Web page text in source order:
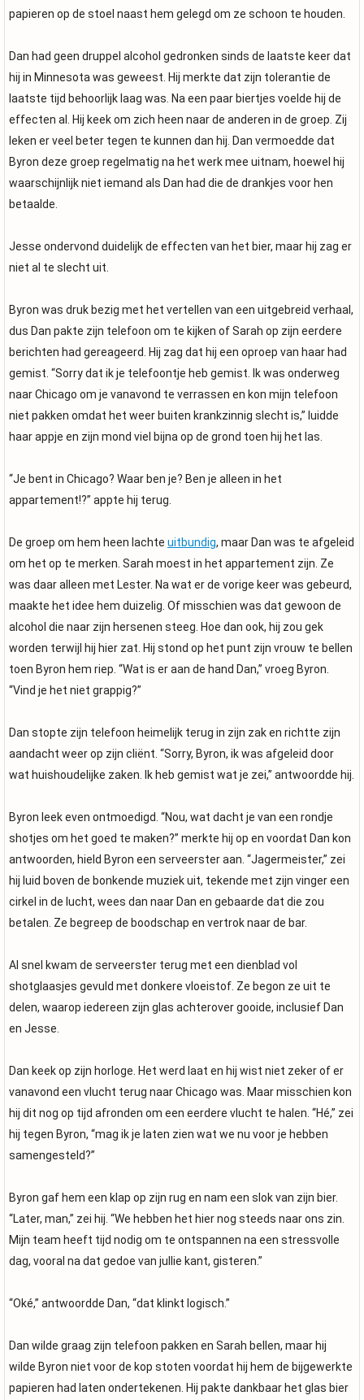
papieren op de stoel naast hem gelegd om ze schoon te houden.
Dan had geen druppel alcohol gedronken sinds de laatste keer dat
hij in Minnesota was geweest. Hij merkte dat zijn tolerantie de
laatste tijd behoorlijk laag was. Na een paar biertjes voelde hij de
effecten al. Hij keek om zich heen naar de anderen in de groep. Zij
leken er veel beter tegen te kunnen dan hij. Dan vermoedde dat
Byron deze groep regelmatig na het werk mee uitnam, hoewel hij
waarschijnlijk niet iemand als Dan had die de drankjes voor hen
betaalde.
Jesse ondervond duidelijk de effecten van het bier, maar hij zag er
niet al te slecht uit.
Byron was druk bezig met het vertellen van een uitgebreid verhaal,
dus Dan pakte zijn telefoon om te kijken of Sarah op zijn eerdere
berichten had gereageerd. Hij zag dat hij een oproep van haar had
gemist. “Sorry dat ik je telefoontje heb gemist. Ik was onderweg
naar Chicago om je vanavond te verrassen en kon mijn telefoon
niet pakken omdat het weer buiten krankzinnig slecht is,” luidde
haar appje en zijn mond viel bijna op de grond toen hij het las.
“Je bent in Chicago? Waar ben je? Ben je alleen in het
appartement!?” appte hij terug.
De groep om hem heen lachte uitbundig, maar Dan was te afgeleid
om het op te merken. Sarah moest in het appartement zijn. Ze
was daar alleen met Lester. Na wat er de vorige keer was gebeurd,
maakte het idee hem duizelig. Of misschien was dat gewoon de
alcohol die naar zijn hersenen steeg. Hoe dan ook, hij zou gek
worden terwijl hij hier zat. Hij stond op het punt zijn vrouw te bellen
toen Byron hem riep. “Wat is er aan de hand Dan,” vroeg Byron.
“Vind je het niet grappig?”
Dan stopte zijn telefoon heimelijk terug in zijn zak en richtte zijn
aandacht weer op zijn cliënt. “Sorry, Byron, ik was afgeleid door
wat huishoudelijke zaken. Ik heb gemist wat je zei,” antwoordde hij.
Byron leek even ontmoedigd. “Nou, wat dacht je van een rondje
shotjes om het goed te maken?” merkte hij op en voordat Dan kon
antwoorden, hield Byron een serveerster aan. “Jagermeister,” zei
hij luid boven de bonkende muziek uit, tekende met zijn vinger een
cirkel in de lucht, wees dan naar Dan en gebaarde dat die zou
betalen. Ze begreep de boodschap en vertrok naar de bar.
Al snel kwam de serveerster terug met een dienblad vol
shotglaasjes gevuld met donkere vloeistof. Ze begon ze uit te
delen, waarop iedereen zijn glas achterover gooide, inclusief Dan
en Jesse.
Dan keek op zijn horloge. Het werd laat en hij wist niet zeker of er
vanavond een vlucht terug naar Chicago was. Maar misschien kon
hij dit nog op tijd afronden om een eerdere vlucht te halen. “Hé,” zei
hij tegen Byron, “mag ik je laten zien wat we nu voor je hebben
samengesteld?”
Byron gaf hem een klap op zijn rug en nam een slok van zijn bier.
“Later, man,” zei hij. “We hebben het hier nog steeds naar ons zin.
Mijn team heeft tijd nodig om te ontspannen na een stressvolle
dag, vooral na dat gedoe van jullie kant, gisteren.”
“Oké,” antwoordde Dan, “dat klinkt logisch.”
Dan wilde graag zijn telefoon pakken en Sarah bellen, maar hij
wilde Byron niet voor de kop stoten voordat hij hem de bijgewerkte
papieren had laten ondertekenen. Hij pakte dankbaar het glas bier